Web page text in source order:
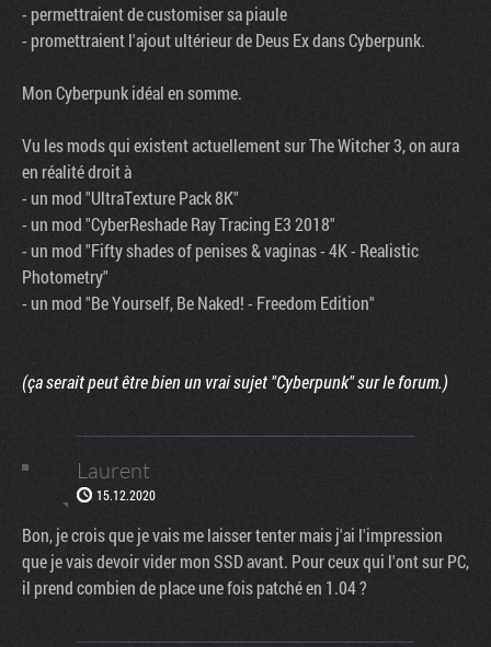
- permettraient de customiser sa piaule
- promettraient l'ajout ultérieur de Deus Ex dans Cyberpunk.
Mon Cyberpunk idéal en somme.
Vu les mods qui existent actuellement sur The Witcher 3, on aura
en réalité droit à
- un mod "UltraTexture Pack 8K"
- un mod "CyberReshade Ray Tracing E3 2018"
- un mod "Fifty shades of penises & vaginas - 4K - Realistic
Photometry"
- un mod "Be Yourself, Be Naked! - Freedom Edition"
(ça serait peut être bien un vrai sujet "Cyberpunk" sur le forum.)
Laurent
15.12.2020
Bon, je crois que je vais me laisser tenter mais j'ai l'impression
que je vais devoir vider mon SSD avant. Pour ceux qui l'ont sur PC,
il prend combien de place une fois patché en 1.04 ?